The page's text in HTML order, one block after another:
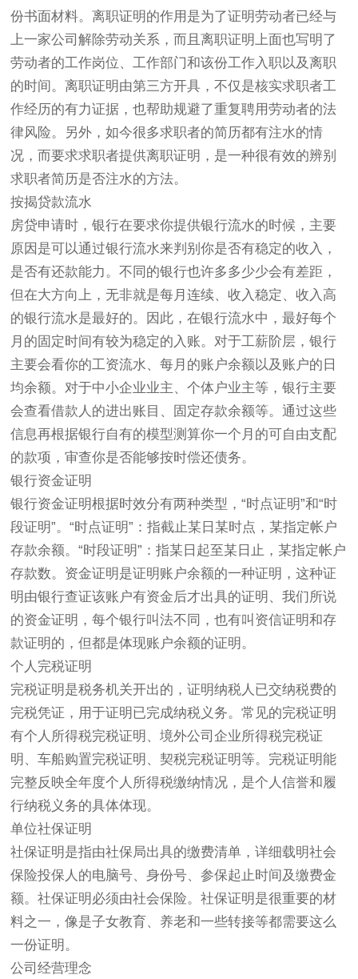
份书面材料。离职证明的作用是为了证明劳动者已经与
上一家公司解除劳动关系，而且离职证明上面也写明了
劳动者的工作岗位、工作部门和该份工作入职以及离职
的时间。离职证明由第三方开具，不仅是核实求职者工
作经历的有力证据，也帮助规避了重复聘用劳动者的法
律风险。另外，如今很多求职者的简历都有注水的情
况，而要求求职者提供离职证明，是一种很有效的辨别
求职者简历是否注水的方法。
按揭贷款流水
房贷申请时，银行在要求你提供银行流水的时候，主要
原因是可以通过银行流水来判别你是否有稳定的收入，
是否有还款能力。不同的银行也许多多少少会有差距，
但在大方向上，无非就是每月连续、收入稳定、收入高
的银行流水是最好的。因此，在银行流水中，最好每个
月的固定时间有较为稳定的入账。对于工薪阶层，银行
主要会看你的工资流水、每月的账户余额以及账户的日
均余额。对于中小企业业主、个体户业主等，银行主要
会查看借款人的进出账目、固定存款余额等。通过这些
信息再根据银行自有的模型测算你一个月的可自由支配
的款项，审查你是否能够按时偿还债务。
银行资金证明
银行资金证明根据时效分有两种类型，“时点证明”和“时
段证明”。“时点证明”：指截止某日某时点，某指定帐户
存款余额。“时段证明”：指某日起至某日止，某指定帐户
存款数。资金证明是证明账户余额的一种证明，这种证
明由银行查证该账户有资金后才出具的证明、我们所说
的资金证明，每个银行叫法不同，也有叫资信证明和存
款证明的，但都是体现账户余额的证明。
个人完税证明
完税证明是税务机关开出的，证明纳税人已交纳税费的
完税凭证，用于证明已完成纳税义务。常见的完税证明
有个人所得税完税证明、境外公司企业所得税完税证
明、车船购置完税证明、契税完税证明等。完税证明能
完整反映全年度个人所得税缴纳情况，是个人信誉和履
行纳税义务的具体体现。
单位社保证明
社保证明是指由社保局出具的缴费清单，详细载明社会
保险投保人的电脑号、身份号、参保起止时间及缴费金
额。社保证明必须由社会保险。社保证明是很重要的材
料之一，像是子女教育、养老和一些转接等都需要这么
一份证明。
公司经营理念